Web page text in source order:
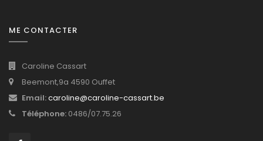
ME CONTACTER
Caroline Cassart
Beemont,9a 4590 Ouffet
Email:caroline@caroline-cassart.be
Téléphone: 0486/07.75.26